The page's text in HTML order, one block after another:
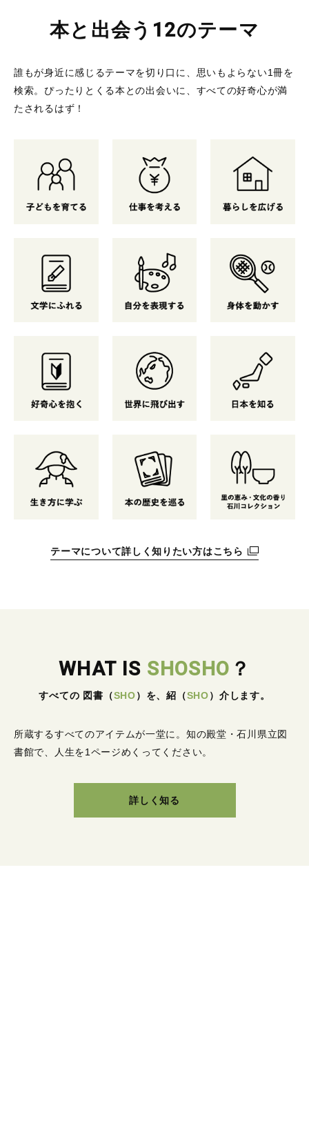
本と出会う12のテーマ
誰もが身近に感じるテーマを切り口に、思いもよらない1冊を
検索。 ぴったりとくる本との出会いに、すべての好奇心が満
たされるはず！
テーマについて詳しく知りたい方はこちら
WHAT IS SHOSHO ？
すべての 図書 （SHO） を、紹 （SHO） 介します。
所蔵するすべてのアイテムが一堂に。 知の殿堂・石川県立図
書館で、人生を1ページめくってください。
詳しく知る